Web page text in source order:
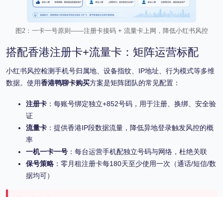
图2：一卡一号原则——注册卡接码 + 流量卡上网，降低小红书风控
搭配香港注册卡+流量卡：矩阵运营标配
小红书风控检测手机号归属地、设备指纹、IP地址、行为模式等多维
数据。使用香港鸭聊卡购买方案是矩阵团队的常见配置：
注册卡 ：每账号绑定独立+852号码，用于注册、换绑、安全验
证
流量卡 ：提供香港IP段数据流量，降低异地登录触发风控的概
率
一机一卡一号 ：每台运营手机配独立号码与网络，杜绝关联
保号策略 ：零月租注册卡每180天至少使用一次（通话/短信/数
据均可）